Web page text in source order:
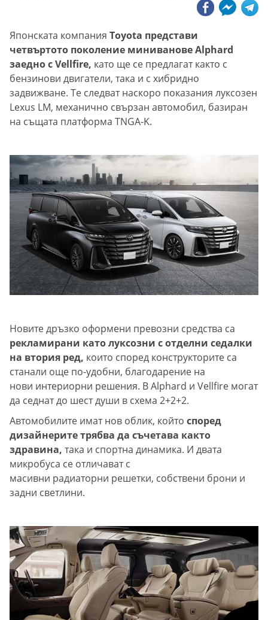
Японската компания Toyota представи
четвъртото поколение миниванове Alphard
заедно с Vellfire, като ще се предлагат както с
бензинови двигатели, така и с хибридно
задвижване. Те следват наскоро показания луксозен
Lexus LM, механично свързан автомобил, базиран
на същата платформа TNGA-K.
Новите дръзко оформени превозни средства са
рекламирани като луксозни с отделни седалки
на втория ред, които според конструкторите са
станали още по-удобни, благодарение на
нови интериорни решения. В Alphard и Vellfire могат
да седнат до шест души в схема 2+2+2.
Автомобилите имат нов облик, който според
дизайнерите трябва да съчетава както
здравина, така и спортна динамика. И двата
микробуса се отличават с
масивни радиаторни решетки, собствени брони и
задни светлини.